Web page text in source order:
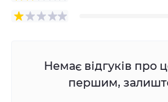
Немає відгуків про
першим,